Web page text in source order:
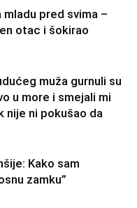
mladu pred svima –
otac i šokirao
muža gurnuli su
u more i smejali mi
nije ni pokušao da
Kako sam
zamku”